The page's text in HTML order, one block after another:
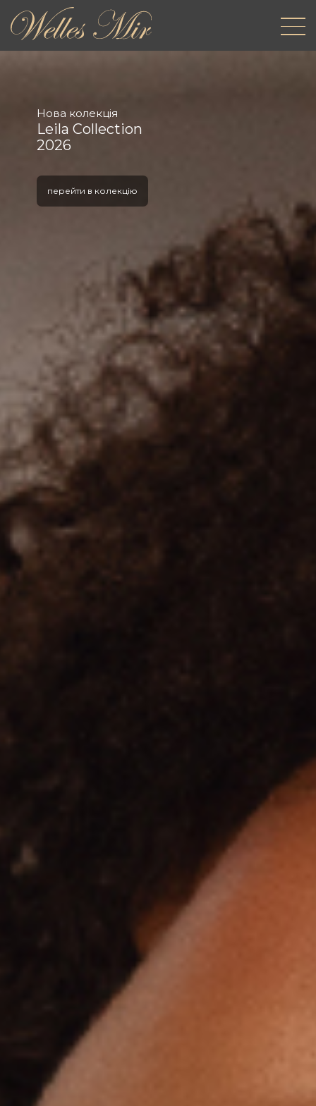
Нова колекція
Leila Collection
2026
перейти в колекцію